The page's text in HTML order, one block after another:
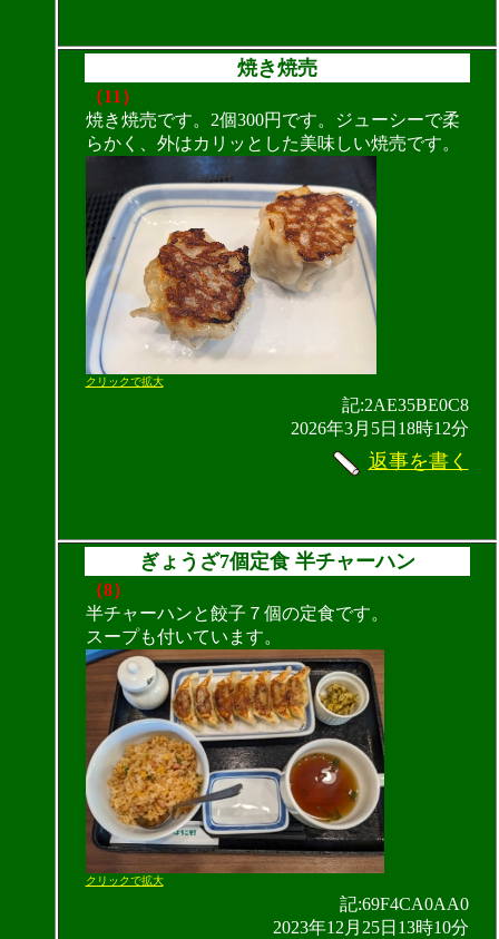
焼き焼売
（11）
焼き焼売です。2個300円です。ジューシーで柔
らかく、外はカリッとした美味しい焼売です。
クリックで拡大
記:2AE35BE0C8
2026年3月5日18時12分
返事を書く
ぎょうざ7個定食 半チャーハン
（8）
半チャーハンと餃子７個の定食です。
スープも付いています。
クリックで拡大
記:69F4CA0AA0
2023年12月25日13時10分